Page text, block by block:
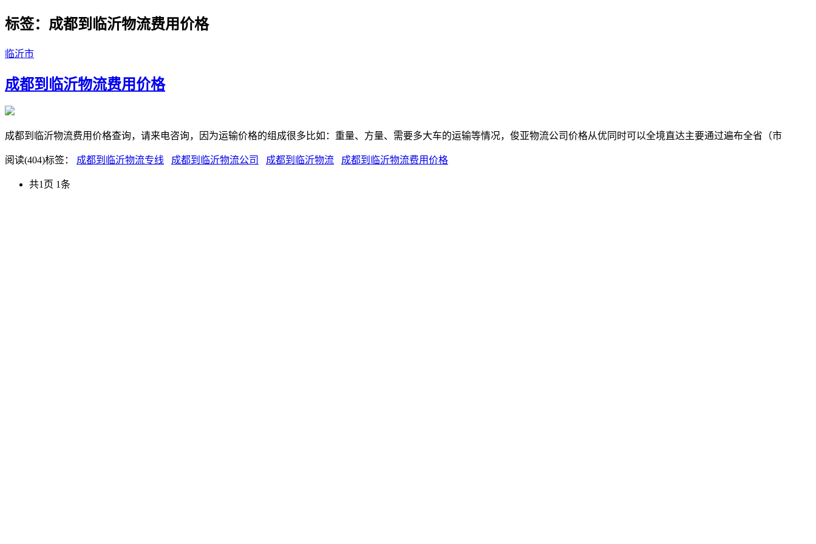
标签：成都到临沂物流费用价格
临沂市
成都到临沂物流费用价格
成都到临沂物流费用价格查询，请来电咨询，因为运输价格的组成很多比如：重量、方量、需要多大车的运输等情况，俊亚物流公司价格从优同时可以全境直达主要通过遍布全省（市
阅读(404)标签： 成都到临沂物流专线 成都到临沂物流公司 成都到临沂物流 成都到临沂物流费用价格
共1页 1条